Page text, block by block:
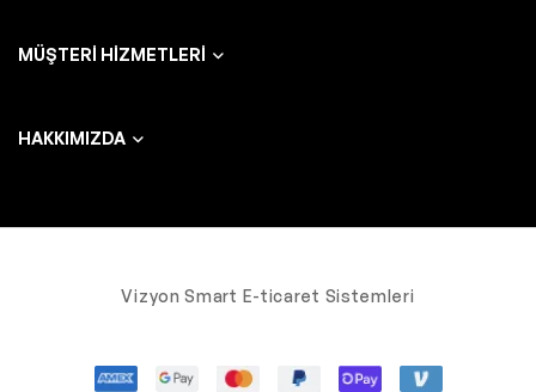
MÜŞTERI HIZMETLERI
HAKKIMIZDA
Vizyon Smart E-ticaret Sistemleri